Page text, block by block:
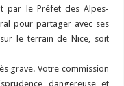
par le Préfet des Alpes-
pour partager avec ses
le terrain de Nice, soit
grave. Votre commission
dangereuse et